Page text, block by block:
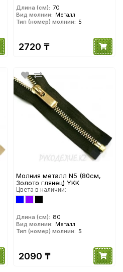
Длина (см): 70
Вид молнии: Металл
Тип (номер) молнии: 5
2720 ₸
Молния металл N5 (80см,
Золото глянец) YKK
Цвета в наличии:
Длина (см): 80
Вид молнии: Металл
Тип (номер) молнии: 5
2090 ₸